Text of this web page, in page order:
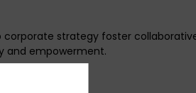
corporate strategy foster
and empowerment.